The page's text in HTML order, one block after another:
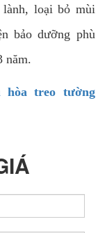
lành, loại bỏ mùi
bảo dưỡng phù
năm.
hòa treo tường